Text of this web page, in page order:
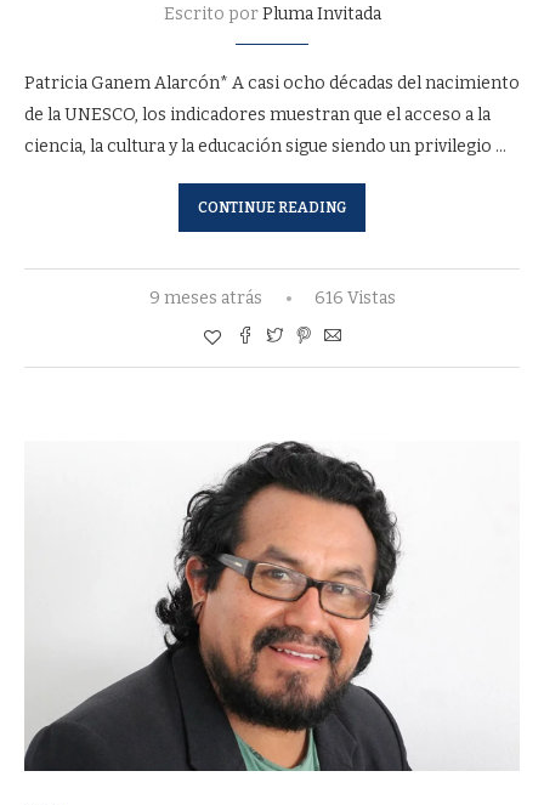
Escrito porPluma Invitada
Patricia Ganem Alarcón* A casi ocho décadas del nacimiento
de la UNESCO, los indicadores muestran que el acceso a la
ciencia, la cultura y la educación sigue siendo un privilegio …
CONTINUE READING
9 meses atrás 616 Vistas